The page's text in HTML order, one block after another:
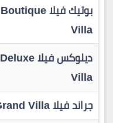
بوتيك فيلا Boutique
Villa
ديلوكس فيلا Deluxe
Villa
جراند فيلا Grand Villa